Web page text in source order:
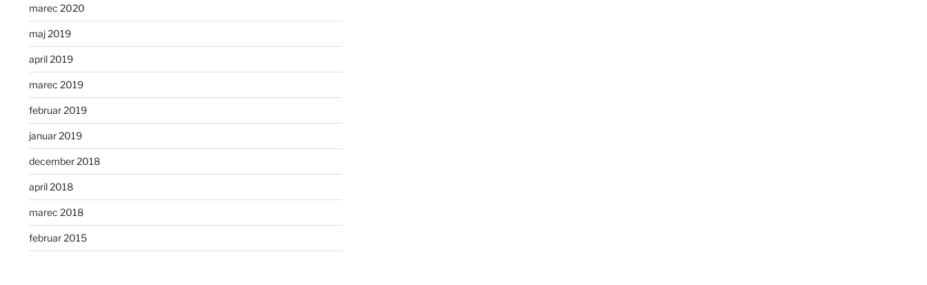
marec 2020
maj 2019
april 2019
marec 2019
februar 2019
januar 2019
december 2018
april 2018
marec 2018
februar 2015